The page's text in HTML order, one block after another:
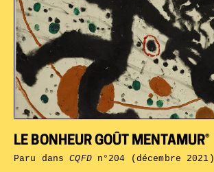
LE BONHEUR GOÛT MENTAMUR®
Paru dansCQFDn°204 (décembre 2021)